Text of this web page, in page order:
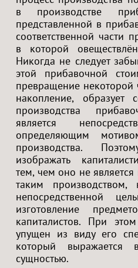
в производстве
представленной в
соответственной части
в которой
Никогда не следует
этой прибавочной
превращение некоторой
накопление, образует
производства
является
определяющим
производства.
изображать
тем, чем оно не
таким производством,
непосредственной
изготовление
капиталистов. При
упущен из виду его
который выражается
сущностью.